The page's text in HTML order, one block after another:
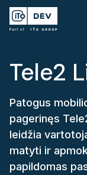
Tele2
Patogus
pagerinęs
leidžia
matyti ir
papildomas